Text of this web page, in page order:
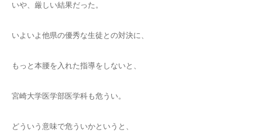
いや、厳しい結果だった。
いよいよ他県の優秀な生徒との対決に、
もっと本腰を入れた指導をしないと、
宮崎大学医学部医学科も危うい。
どういう意味で危ういかというと、